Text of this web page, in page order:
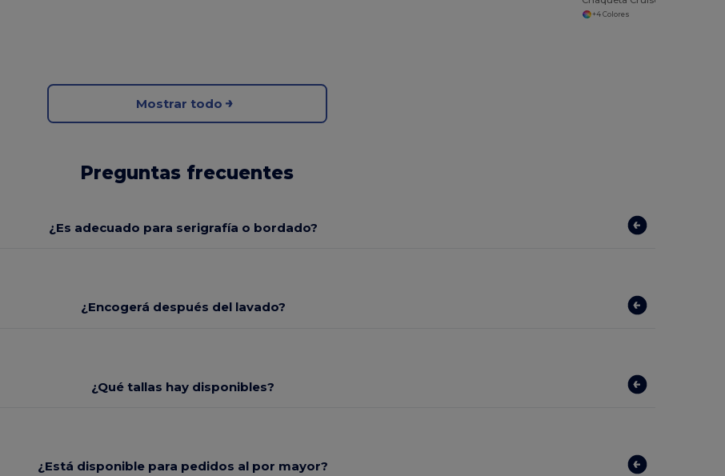
+4 Colores
Mostrar todo
Preguntas frecuentes
¿Es adecuado para serigrafía o bordado?
¿Encogerá después del lavado?
¿Qué tallas hay disponibles?
¿Está disponible para pedidos al por mayor?